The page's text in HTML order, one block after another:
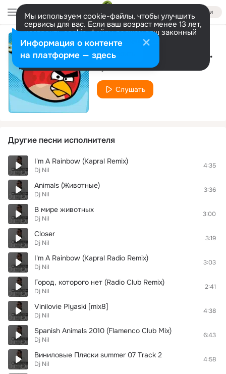
Войти
Мы используем cookie-файлы, чтобы улучшить
сервисы для вас. Если ваш возраст менее 13 лет,
настроить cookie-файлы должен ваш законный
представитель. Больше информации
Разрешить все Настроить Этот Мир (D.i.p Project Radio Remix)
Dj Nil
Слушать
Другие песни исполнителя
I'm A Rainbow (Kapral Remix)
Dj Nil
4:35
Animals (Животные)
Dj Nil
3:36
В мире животных
Dj Nil
3:00
Closer
Dj Nil
3:19
I'm A Rainbow (Kapral Radio Remix)
Dj Nil
3:03
Город, которого нет (Radio Club Remix)
Dj Nil
2:41
Vinilovie Plyaski [mix8]
Dj Nil
4:38
Spanish Animals 2010 (Flamenco Club Mix)
Dj Nil
6:43
Виниловые Пляски summer 07 Track 2
Dj Nil
4:58
Информация о контенте
на платформе — здесь